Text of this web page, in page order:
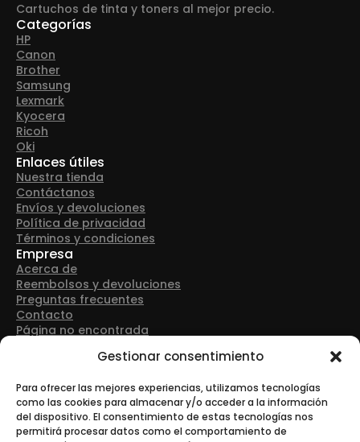
Gestionar consentimiento
Para ofrecer las mejores experiencias, utilizamos tecnologías
como las cookies para almacenar y/o acceder a la información
del dispositivo. El consentimiento de estas tecnologías nos
permitirá procesar datos como el comportamiento de
Cartuchos de tinta y toners al mejor precio.
Categorías
HP
Canon
Brother
Samsung
Lexmark
Kyocera
Ricoh
Oki
Enlaces útiles
Nuestra tienda
Contáctanos
Envíos y devoluciones
Política de privacidad
Términos y condiciones
Empresa
Acerca de
Reembolsos y devoluciones
Preguntas frecuentes
Contacto
Página no encontrada
Dirección: Avenida Las Retamas 50, 28922, Alcorcón
Teléfono: +34 916 43 91 88